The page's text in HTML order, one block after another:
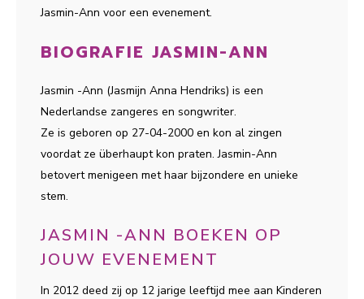
Jasmin-Ann voor een evenement.
BIOGRAFIE JASMIN-ANN
Jasmin -Ann (Jasmijn Anna Hendriks) is een
Nederlandse zangeres en songwriter.
Ze is geboren op 27-04-2000 en kon al zingen
voordat ze überhaupt kon praten. Jasmin-Ann
betovert menigeen met haar bijzondere en unieke
stem.
JASMIN -ANN BOEKEN OP
JOUW EVENEMENT
In 2012 deed zij op 12 jarige leeftijd mee aan Kinderen